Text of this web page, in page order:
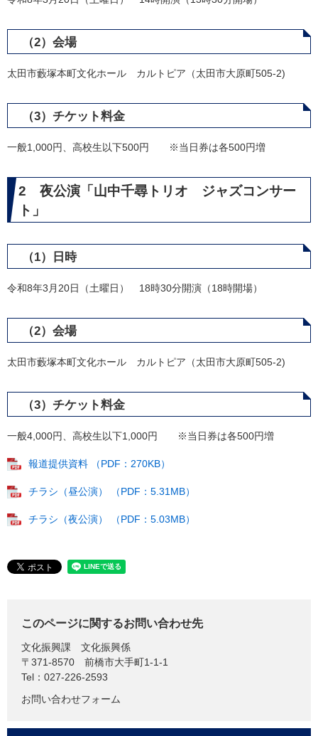
（2）会場
太田市藪塚本町文化ホール カルトピア（太田市大原町505-2)
（3）チケット料金
一般1,000円、高校生以下500円 ※当日券は各500円増
2 夜公演「山中千尋トリオ ジャズコンサー
ト」
（1）日時
令和8年3月20日（土曜日） 18時30分開演（18時開場）
（2）会場
太田市藪塚本町文化ホール カルトピア（太田市大原町505-2)
（3）チケット料金
一般4,000円、高校生以下1,000円 ※当日券は各500円増
報道提供資料 （PDF：270KB）
チラシ（昼公演） （PDF：5.31MB）
チラシ（夜公演） （PDF：5.03MB）
このページに関するお問い合わせ先
文化振興課
文化振興係
〒371-8570
前橋市大手町1-1-1
Tel：027-226-2593
お問い合わせフォーム